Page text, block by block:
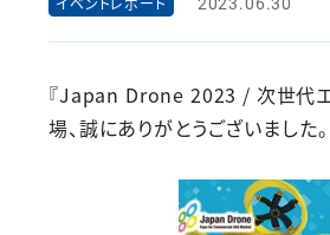
『Japan Drone 2023 / 次世代エ
場、誠にありがとうございました。